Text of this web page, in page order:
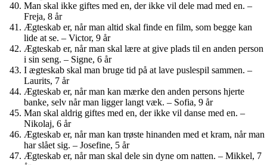
Man skal ikke giftes med en, der ikke vil dele mad med en. –
Freja, 8 år
Ægteskab er, når man altid skal finde en film, som begge kan
lide at se. – Victor, 9 år
Ægteskab er, når man skal lære at give plads til en anden person
i sin seng. – Signe, 6 år
I ægteskab skal man bruge tid på at lave puslespil sammen. –
Laurits, 7 år
Ægteskab er, når man kan mærke den anden persons hjerte
banke, selv når man ligger langt væk. – Sofia, 9 år
Man skal aldrig giftes med en, der ikke vil danse med en. –
Nikolaj, 6 år
Ægteskab er, når man kan trøste hinanden med et kram, når man
har slået sig. – Josefine, 5 år
Ægteskab er, når man skal dele sin dyne om natten. – Mikkel, 7